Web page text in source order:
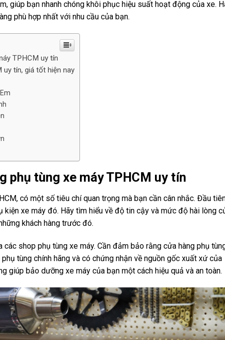
giúp bạn nhanh chóng khôi phục hiệu suất hoạt động của xe.
phù hợp nhất với nhu cầu của bạn.
TPHCM uy tín
uy tín, giá tốt hiện nay
phụ tùng xe máy TPHCM uy tín
có một số tiêu chí quan trọng mà bạn cần cân nhắc. Đầu
kiện xe máy đó. Hãy tìm hiểu về độ tin cậy và mức độ hài lòng
khách hàng trước đó.
shop phụ tùng xe máy. Cần đảm bảo rằng cửa hàng phụ
tùng chính hãng và có chứng nhận về nguồn gốc xuất xứ của
giúp bảo dưỡng xe máy của bạn một cách hiệu quả và an toàn.